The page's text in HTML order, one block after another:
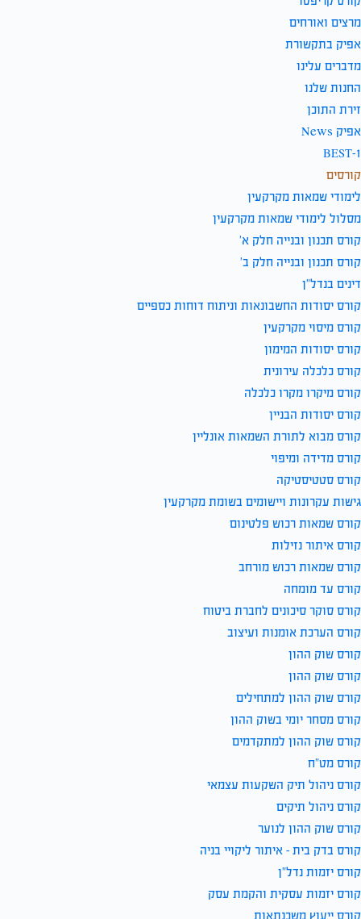
מרצים ואורחים
אפיק בתקשורת
מדברים עלינו
החנות שלנו
זירת התוכן
אפיק News
BEST-1
קורסים
לימודי שמאות מקרקעין
מסלול לימודי שמאות מקרקעין
קורס תכנון ובנייה חלק א’
קורס תכנון ובנייה חלק ב’
דינים בנדל”ן
קורס יסודות החשבונאות וניתוח דוחות כספיים
קורס מיסוי מקרקעין
קורס יסודות המימון
קורס כלכלה עירונית
קורס מיקרו מקרו כלכלה
קורס יסודות הבניין
קורס מבוא לתורת השמאות אונליין
קורס מדידה ומיפוי
קורס סטטיסטיקה
גישות עקרונות ויישומים בשומת מקרקעין
קורס שמאות רכוש פלטינום
קורס איתור נזילות
קורס שמאות רכוש מורחב
קורס עד מומחה
קורס סוקר סיכונים לחברת ביטוח
קורס הערכת אומנות ועיצוב
קורס שוק ההון
קורס שוק ההון
קורס שוק ההון למתחילים
קורס מסחר יומי בשוק ההון
קורס שוק ההון למתקדמים
קורס מט”ח
קורס ניהול תיק השקעות עצמאי
קורס ניהול תיקים
קורס שוק ההון לנוער
קורס בדק בית – איתור ליקויי בניה
קורס יזמות נדל”ן
קורס יזמות עסקית והקמת עסק
קורס ייעוץ משכנתאות